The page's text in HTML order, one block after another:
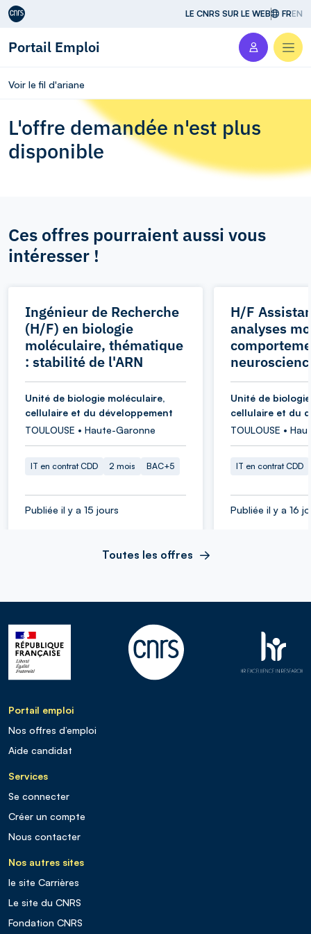
Aller au contenu LE CNRS SUR LE WEB FREN
Portail Emploi
Voir le fil d'ariane
L'offre demandée n'est plus
disponible
Ces offres pourraient aussi vous
intéresser !
Ingénieur de Recherche
(H/F) en biologie
moléculaire, thématique
: stabilité de l'ARN
Unité de biologie moléculaire,
cellulaire et du développement
TOULOUSE • Haute-Garonne
IT en contrat CDD 2 mois BAC+5
Publiée il y a 15 jours
H/F
analyses
Unité de
cellulaire et du
TOULOUSE •
IT en contrat CDD
Publiée il y a 16
Toutes les offres
Portail emploi
Nos offres d’emploi
Aide candidat
Services
Se connecter
Créer un compte
Nous contacter
Nos autres sites
le site Carrières
Le site du CNRS
Fondation CNRS